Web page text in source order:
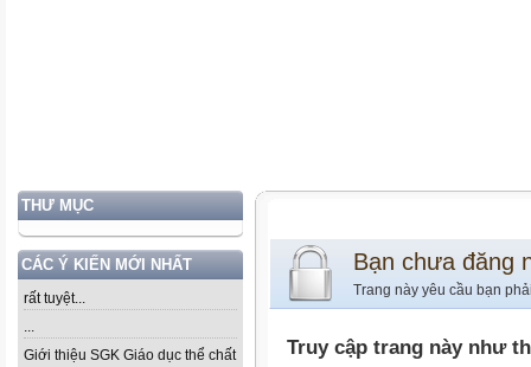
THƯ MỤC
CÁC Ý KIẾN MỚI NHẤT
rất tuyệt...
...
Giới thiệu SGK Giáo dục thể chất
Bạn chưa đăng
Trang này yêu cầu bạn
Truy cập trang này như